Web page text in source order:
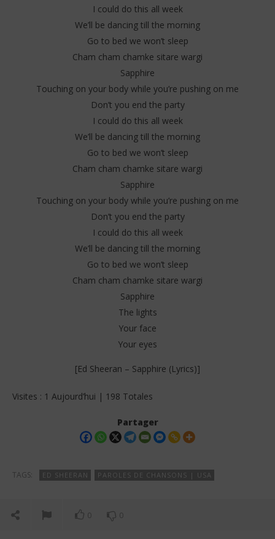
I could do this all week
We’ll be dancing till the morning
Go to bed we won’t sleep
Cham cham chamke sitare wargi
Sapphire
Touching on your body while you’re pushing on me
Don’t you end the party
I could do this all week
We’ll be dancing till the morning
Go to bed we won’t sleep
Cham cham chamke sitare wargi
Sapphire
Touching on your body while you’re pushing on me
Don’t you end the party
I could do this all week
We’ll be dancing till the morning
Go to bed we won’t sleep
Cham cham chamke sitare wargi
Sapphire
The lights
Your face
Your eyes
[Ed Sheeran – Sapphire (Lyrics)]
Visites : 1 Aujourd’hui | 198 Totales
Partager
TAGS: ED SHEERAN PAROLES DE CHANSONS | USA
0 0